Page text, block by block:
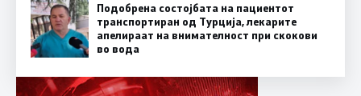
Подобрена состојбата на пациентот
транспортиран од Турција, лекарите
апелираат на внимателност при скокови
во вода